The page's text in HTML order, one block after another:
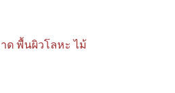
ด พื้นผิวโลหะ ไม้